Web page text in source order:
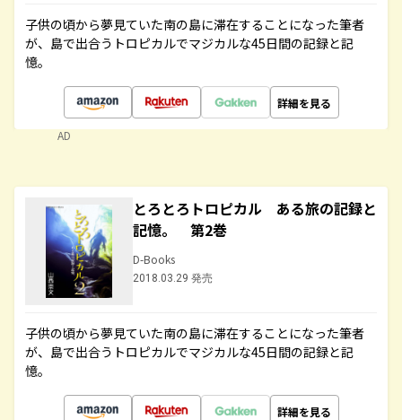
子供の頃から夢見ていた南の島に滞在することになった筆者
が、島で出合うトロピカルでマジカルな45日間の記録と記
憶。
詳細を見る
AD
とろとろトロピカル ある旅の記録と
記憶。 第2巻
D-Books
2018.03.29 発売
子供の頃から夢見ていた南の島に滞在することになった筆者
が、島で出合うトロピカルでマジカルな45日間の記録と記
憶。
詳細を見る